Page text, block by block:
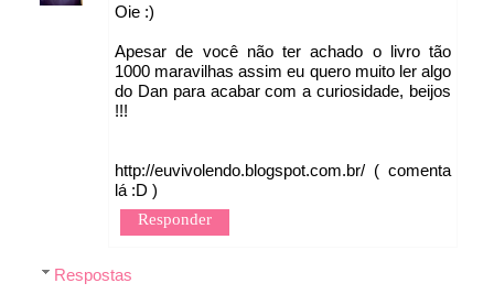
Oie :)
Apesar de você não ter achado o livro tão
1000 maravilhas assim eu quero muito ler algo
do Dan para acabar com a curiosidade, beijos
!!!
http://euvivolendo.blogspot.com.br/ ( comenta
lá :D )
Responder
Respostas